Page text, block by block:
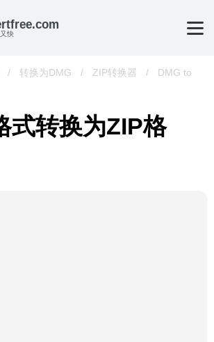
快
/ 转换为DMG / ZIP转换器 /
DMG to
式转换为ZIP格